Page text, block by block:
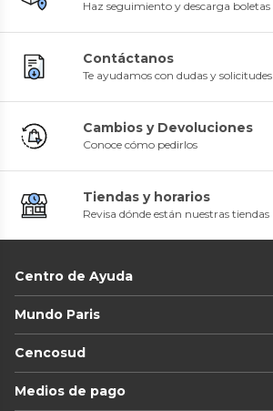
Haz seguimiento y descarga boletas
Contáctanos
Te ayudamos con dudas y solicitudes
Cambios y Devoluciones
Conoce cómo pedirlos
Tiendas y horarios
Revisa dónde están nuestras tiendas
Centro de Ayuda
Mundo Paris
Cencosud
Medios de pago